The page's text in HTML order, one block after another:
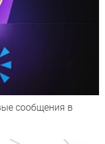
сообщения в